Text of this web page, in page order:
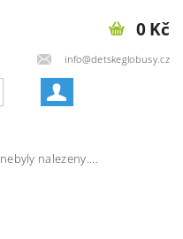
info@detskeglobusy.cz
0 Kč
nebyly nalezeny....